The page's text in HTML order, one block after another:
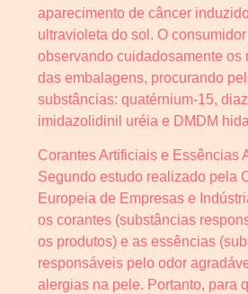
aparecimento de câncer
ultravioleta do sol. O
observando cuidadosamente os
das embalagens, procurando
substâncias: quatérnium-15,
imidazolidinil uréia e DMDM
Corantes Artificiais e Essências
Segundo estudo realizado pela
Europeia de Empresas e
os corantes (substâncias
os produtos) e as essências
responsáveis pelo odor
alergias na pele. Portanto, para